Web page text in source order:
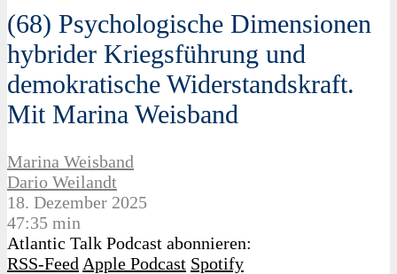
(68) Psychologische Dimensionen
hybrider Kriegsführung und
demokratische Widerstandskraft.
Mit Marina Weisband
Marina Weisband
Dario Weilandt
18. Dezember 2025
47:35 min
Atlantic Talk Podcast abonnieren:
RSS-Feed Apple Podcast Spotify